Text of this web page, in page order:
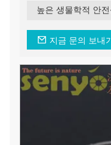
지금 문의 보내기